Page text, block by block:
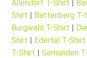
Allendorf T-Shirt
Shirt
Battenberg T-
Burgwald T-Shirt
Shirt
Edertal T-Shirt
T-Shirt
Gemünden